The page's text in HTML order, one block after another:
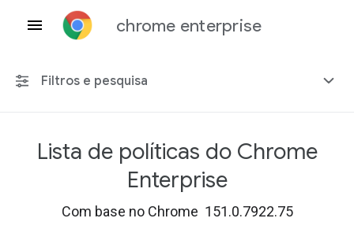
chrome enterprise
Filtros e pesquisa
Qualquer plataforma
Lista de políticas do Chrome
Enterprise
Com base no Chrome 151.0.7922.75